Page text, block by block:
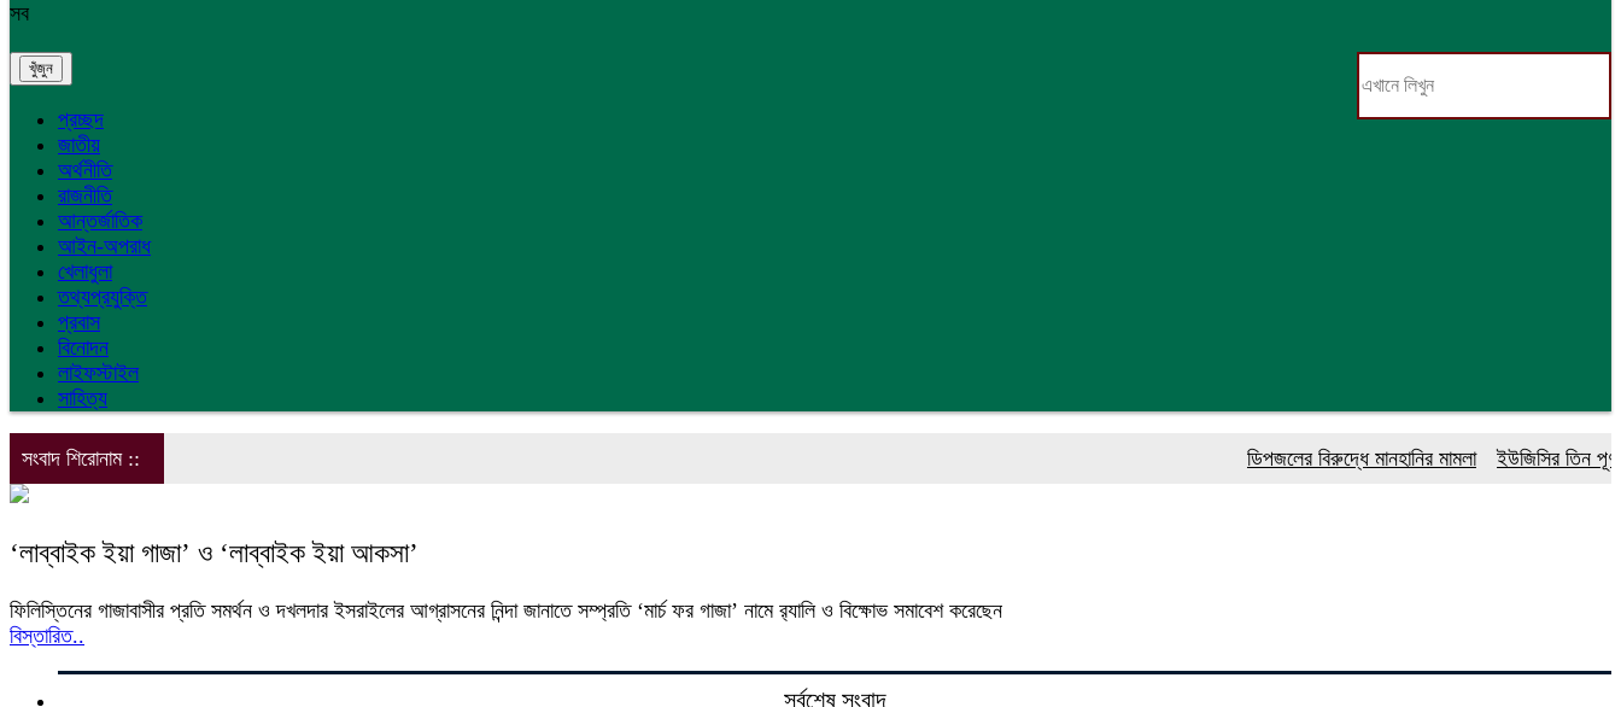
সব
প্রচ্ছদ
জাতীয়
অর্থনীতি
রাজনীতি
আন্তর্জাতিক
আইন-অপরাধ
খেলাধুলা
তথ্যপ্রযুক্তি
প্রবাস
বিনোদন
লাইফস্টাইল
সাহিত্য
সংবাদ শিরোনাম :: ডিপজলের বিরুদ্ধে মানহানির মামলা ইউজিসির তিন
‘লাব্বাইক ইয়া গাজা’ ও ‘লাব্বাইক ইয়া আকসা’
ফিলিস্তিনের গাজাবাসীর প্রতি সমর্থন ও দখলদার ইসরাইলের আগ্রাসনের নিন্দা জানাতে সম্প্রতি ‘মার্চ ফর গাজা’ নামে র‌্যালি ও বিক্ষোভ সমাবেশ করেছেন
বিস্তারিত..
সর্বশেষ সংবাদ